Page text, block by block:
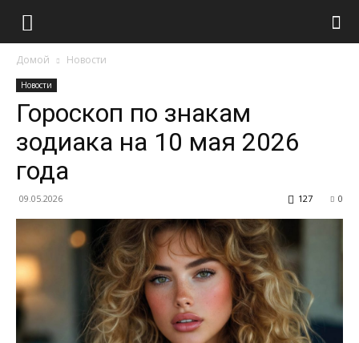
Домой Новости
Новости
Гороскоп по знакам
зодиака на 10 мая 2026
года
09.05.2026 0
127